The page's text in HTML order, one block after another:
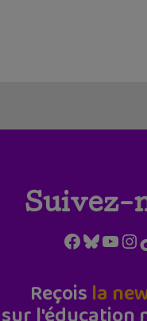
Suivez-
Facebook
Bluesky
Reçois la